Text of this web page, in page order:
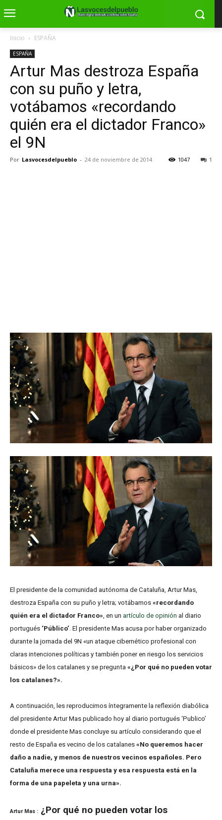
Inicio ESPAÑA
ESPAÑA
Artur Mas destroza España
con su puño y letra,
votábamos «recordando
quién era el dictador Franco»
el 9N
Por Lasvocesdelpueblo - 24 de noviembre de 2014 1
1047
El presidente de la comunidad autónoma de Cataluña, Artur Mas,
destroza España con su puño y letra; votábamos «recordando
quién era el dictador Franco», en un artículo de opinión al diario
portugués ‘Público’. El presidente Mas acusa por haber organizado
durante la jornada del 9N «un ataque cibernético profesional con
claras intenciones políticas y también poner en riesgo los servicios
básicos» de los catalanes y se pregunta «¿Por qué no pueden votar
los catalanes?».
A continuación, les reproducimos íntegramente la reflexión diabólica
del presidente Artur Mas publicado hoy al diario portugués ‘Publico’
donde el presidente Mas concluye su artículo considerando que el
resto de España es vecino de los catalanes «No queremos hacer
daño a nadie, y menos de nuestros vecinos españoles. Pero
Cataluña merece una respuesta y esa respuesta está en la
forma de una papeleta y una urna».
Artur Mas : ¿Por qué no pueden votar los